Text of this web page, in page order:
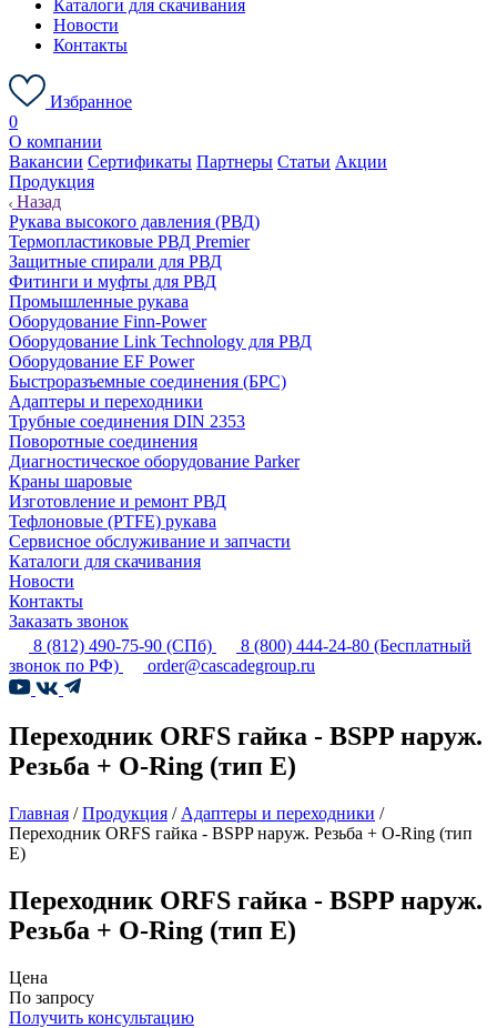
Каталоги для скачивания
Новости
Контакты
Избранное
0
О компании
Вакансии Сертификаты Партнеры Статьи Акции
Продукция
Назад
Рукава высокого давления (РВД)
Термопластиковые РВД Premier
Защитные спирали для РВД
Фитинги и муфты для РВД
Промышленные рукава
Оборудование Finn-Power
Оборудование Link Technology для РВД
Оборудование EF Power
Быстроразъемные соединения (БРС)
Адаптеры и переходники
Трубные соединения DIN 2353
Поворотные соединения
Диагностическое оборудование Parker
Краны шаровые
Изготовление и ремонт РВД
Тефлоновые (PTFE) рукава
Сервисное обслуживание и запчасти
Каталоги для скачивания
Новости
Контакты
Заказать звонок
8 (812) 490-75-90 (СПб) 8 (800) 444-24-80 (Бесплатный
звонок по РФ)
order@cascadegroup.ru
Переходник ORFS гайка - BSPP наруж.
Резьба + O-Ring (тип E)
Главная /Продукция / Адаптеры и переходники /
Переходник ORFS гайка - BSPP наруж. Резьба + O-Ring (тип
E)
Переходник ORFS гайка - BSPP наруж.
Резьба + O-Ring (тип E)
Цена
По запросу
Получить консультацию